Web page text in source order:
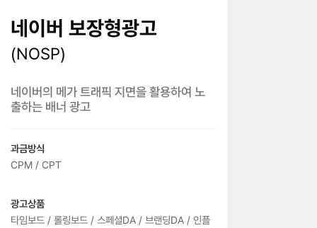
네이버 보장형광고
(NOSP)
네이버의 메가 트래픽 지면을 활용하여 노
출하는 배너 광고
과금방식
CPM / CPT
광고상품
타임보드 / 롤링보드 / 스페셜DA / 브랜딩DA / 인플